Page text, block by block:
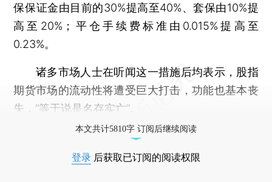
保保证金由目前的30%提高至40%、套保由10%提
高至20%；平仓手续费标准由0.015%提高至
0.23%。
诸多市场人士在听闻这一措施后均表示，股指
期货市场的流动性将遭受巨大打击，功能也基本丧
失，“等于说是名存实亡”。
本文共计5810字 订阅后继续阅读
登录 后获取已订阅的阅读权限